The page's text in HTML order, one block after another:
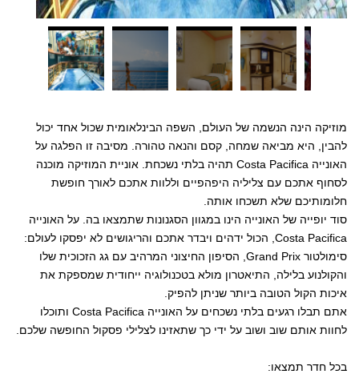
מוזיקה הינה הנשמה של העולם, השפה הבינלאומית שכול אחד יכול
להבין, היא מביאה שמחה, קסם והנאה טהורה. מסיבה זו הפלגה על
האונייה Costa Pacifica תהיה בלתי נשכחת. אוניית המוזיקה מוכנה
לסחוף אתכם עם צליליה היפהפיים וללוות אתכם לאורך חופשת
חלומותיכם שלא תשכחו אותה.
סוד יופייה של האונייה הינו במגוון הסגנונות שתמצאו בה. על האונייה
Costa Pacifica, הכול ידהים ויבדר אתכם והריגושים לא יפסקו לעולם:
סימולטור Grand Prix, הסיפון החיצוני המרהיב עם גג הזכוכית שלו
והקולנוע בלילה, התיאטרון מולא בטכנולוגיה ייחודית שמספקת את
איכות הקול הטובה ביותר שניתן להפיק.
אתם תבלו רגעים בלתי נשכחים על האונייה Costa Pacifica ותוכלו
לחוות אותם שוב ושוב על ידי כך שתאזינו לצלילי פסקול החופשה שלכם.
בכל חדר תמצאו: